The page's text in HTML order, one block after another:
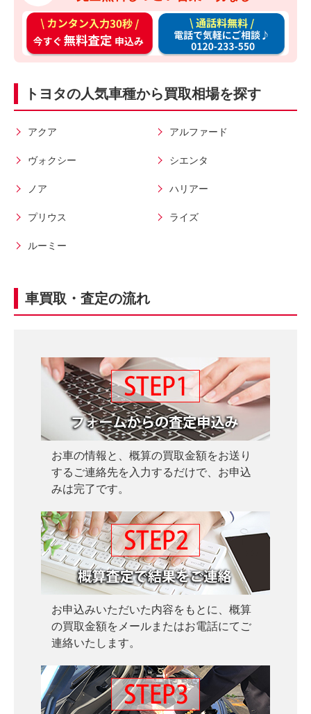
カ
ン
タ
入
力
3
秒
今
ぐ
定
申
通
料
料
お
電
で
気
に
トヨタの人気車種から買取相場を探す
アクア アルファード
ヴォクシー シエンタ
ノア ハリアー
プリウス ライズ
ルーミー
車買取・査定の流れ
お車の情報と、概算の買取金額をお送り
するご連絡先を入力するだけで、お申込
みは完了です。
お申込みいただいた内容をもとに、概算
の買取金額をメールまたはお電話にてご
連絡いたします。